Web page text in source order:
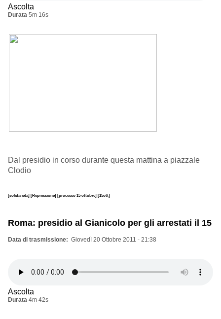
Ascolta
Durata 5m 16s
Dal presidio in corso durante questa mattina a piazzale
Clodio
[solidarietà] [Repressione] [processo 15 ottobre] [15ott]
Roma: presidio al Gianicolo per gli arrestati il 15
Data di trasmissione Giovedì 20 Ottobre 2011 - 21:38
Ascolta
Durata 4m 42s